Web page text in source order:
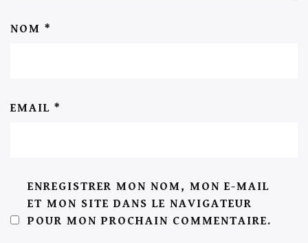
NOM *
EMAIL *
ENREGISTRER MON NOM, MON E-MAIL
ET MON SITE DANS LE NAVIGATEUR
POUR MON PROCHAIN COMMENTAIRE.